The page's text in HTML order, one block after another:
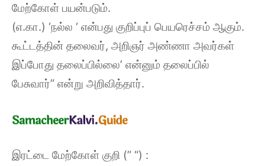
மேற்கோள் பயன்படும்.
(எ.கா.) ‘நல்ல ‘ என்பது குறிப்புப் பெயரெச்சம் ஆகும்.
கூட்டத்தின் தலைவர், அறிஞர் அண்ணா அவர்கள்
இப்போது தலைப்பில்லை’ என்னும் தலைப்பில்
பேசுவார்” என்று அறிவித்தார்.
இரட்டை மேற்கோள் குறி (” “) :